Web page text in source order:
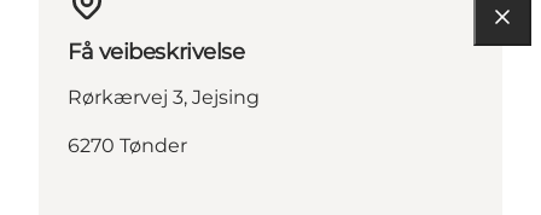
Få veibeskrivelse
Rørkærvej 3, Jejsing
6270 Tønder